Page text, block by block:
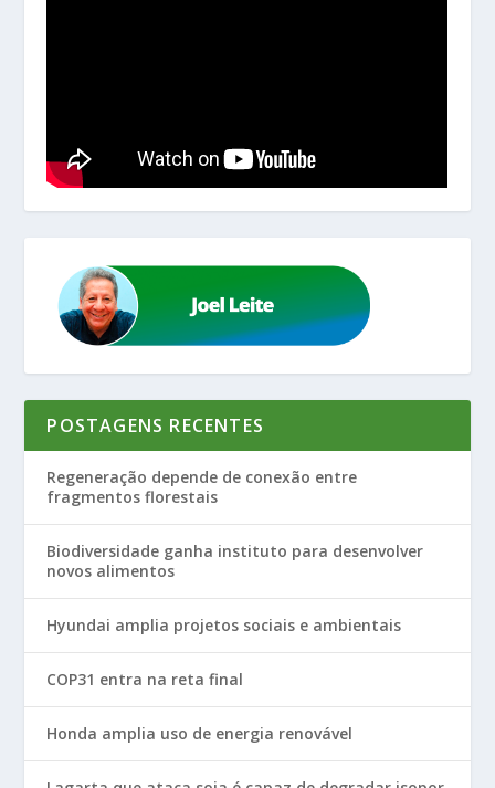
POSTAGENS RECENTES
Regeneração depende de conexão entre
fragmentos florestais
Biodiversidade ganha instituto para desenvolver
novos alimentos
Hyundai amplia projetos sociais e ambientais
COP31 entra na reta final
Honda amplia uso de energia renovável